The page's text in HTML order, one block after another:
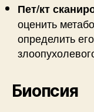
Пет/кт
оценить
определить
Биопсия